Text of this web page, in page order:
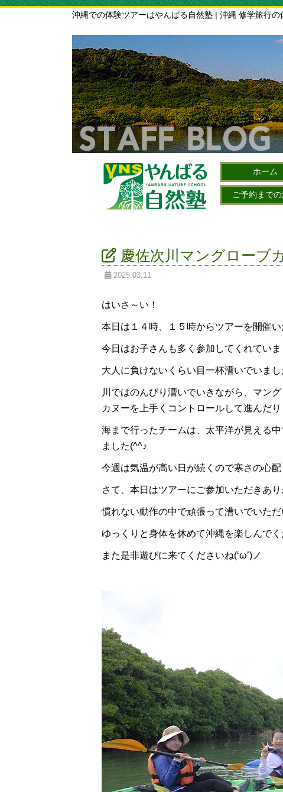
沖縄での体験ツアーはやんばる自然塾 | 沖縄 修学旅行の
ホーム
ご予約まで
慶佐次川マングローブ
2025.03.11
はいさ～い！
本日は１４時、１５時からツアーを開催い
今日はお子さんも多く参加してくれていま
大人に負けないくらい目一杯漕いでいまし
川ではのんびり漕いでいきながら、マン
カヌーを上手くコントロールして進んだ
海まで行ったチームは、太平洋が見える
ました(^^♪
今週は気温が高い日が続くので寒さの心
さて、本日はツアーにご参加いただきあ
慣れない動作の中で頑張って漕いでいた
ゆっくりと身体を休めて沖縄を楽しんで
また是非遊びに来てくださいね(‘ω’)ノ